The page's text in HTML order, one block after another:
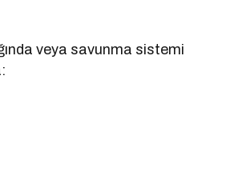
veya savunma sistemi